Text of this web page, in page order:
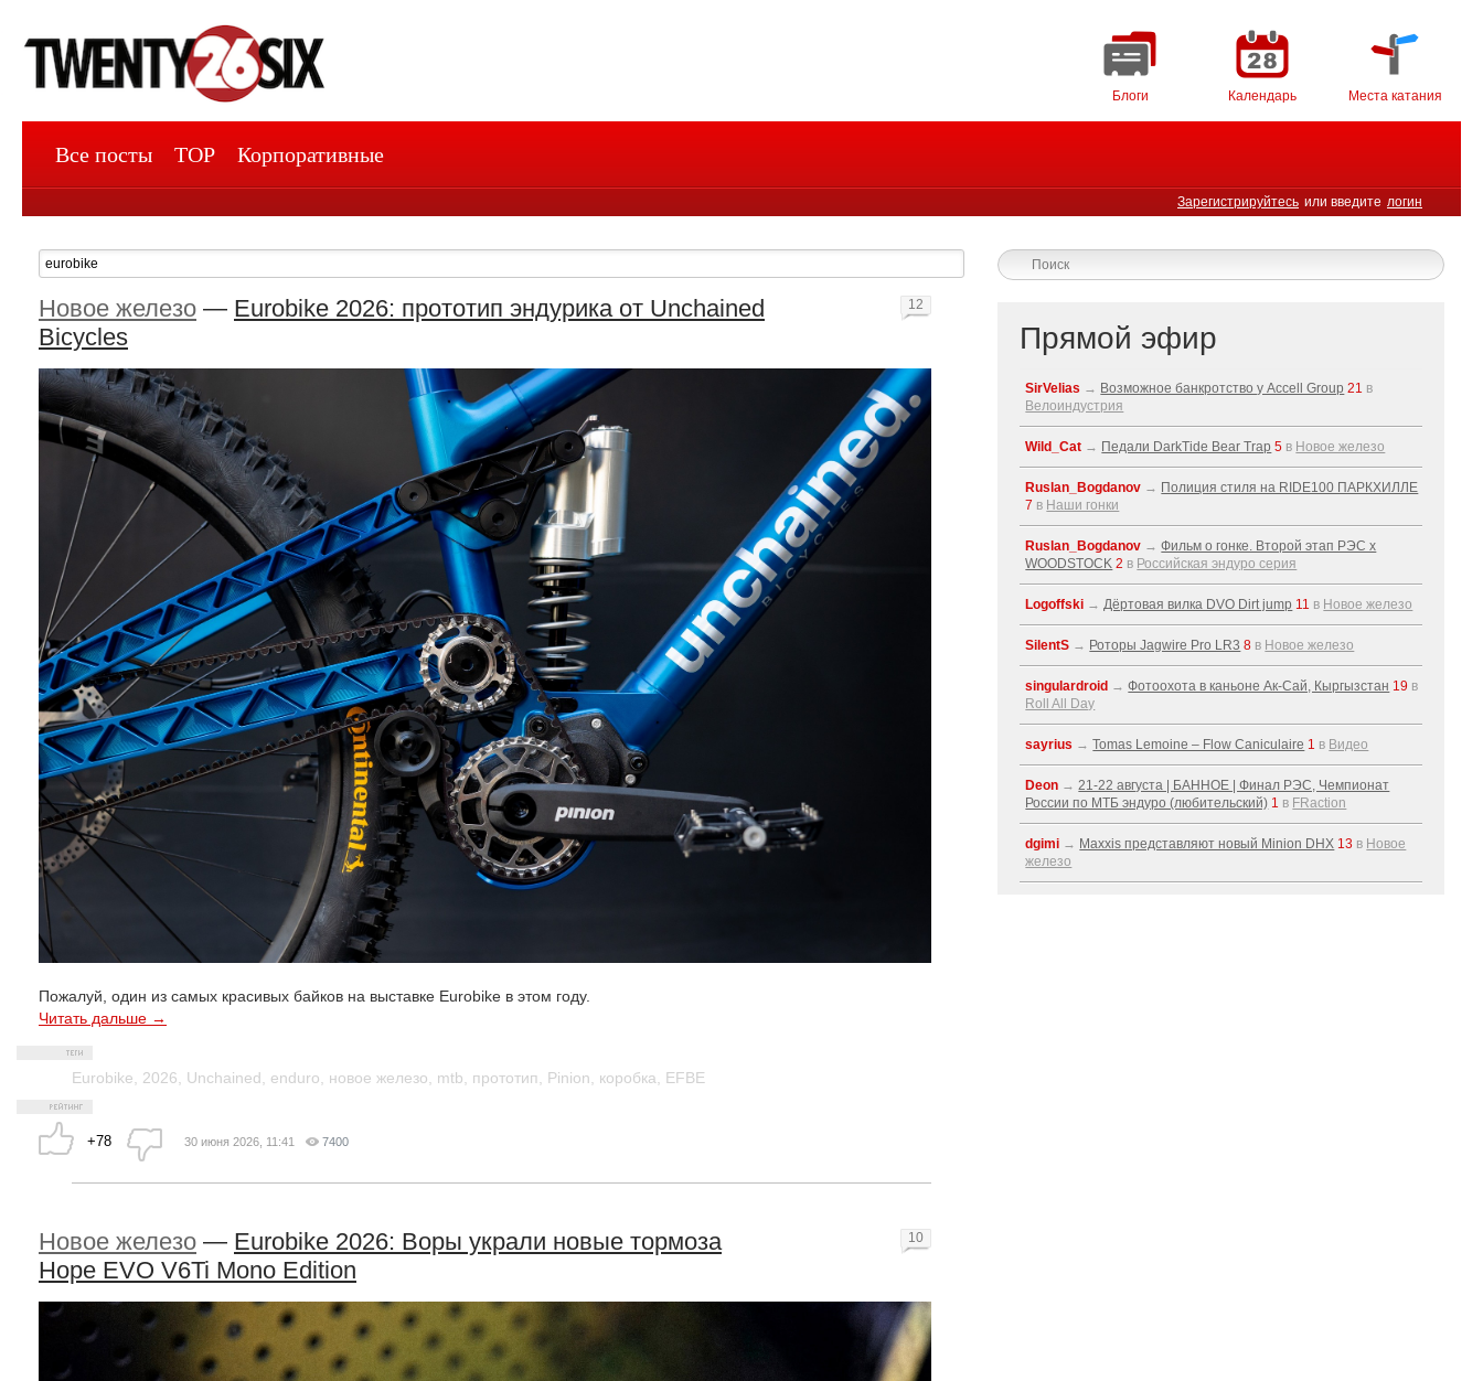
Блоги Календарь Места катания
Зарегистрируйтесь или введите логин
Все посты TOP Корпоративные
Новое железо — Eurobike 2026: прототип эндурика от Unchained
Bicycles
Пожалуй, один из самых красивых байков на выставке Eurobike в этом году.
Читать дальше →
Eurobike, 2026, Unchained, enduro, новое железо, mtb, прототип, Pinion, коробка, EFBE
+78
12
30 июня 2026, 11:41 7400
Новое железо — Eurobike 2026: Воры украли новые тормоза
Hope EVO V6Ti Mono Edition
10
Прямой эфир
SirVelias → Возможное банкротство у Accell Group 21 в
Велоиндустрия
Wild_Cat → Педали DarkTide Bear Trap 5 в Новое железо
Ruslan_Bogdanov → Полиция стиля на RIDE100 ПАРКХИЛЛЕ
7 в Наши гонки
Ruslan_Bogdanov →Фильм о гонке. Второй этап РЭС x
WOODSTOCK 2 в Российская эндуро серия
Logoffski →Дёртовая вилка DVO Dirt jump 11 в Новое железо
SilentS → Роторы Jagwire Pro LR3 8 в Новое железо
singulardroid →Фотоохота в каньоне Ак-Cай, Кыргызстан 19 в
Roll All Day
sayrius →Tomas Lemoine – Flow Caniculaire 1 в Видео
Deon →21-22 августа | БАННОЕ | Финал РЭС, Чемпионат
России по МТБ эндуро (любительский) 1 в FRaction
dgimi → Maxxis представляют новый Minion DHX 13 в Новое
железо